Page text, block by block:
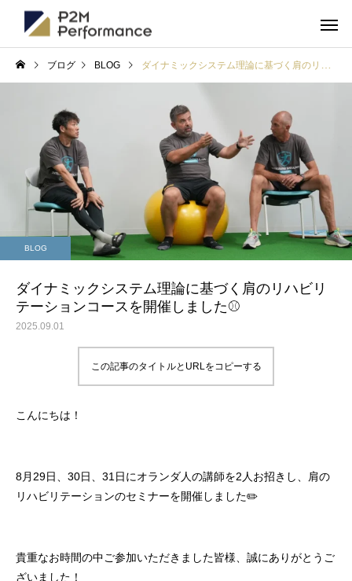
ブログ BLOG ダイナミックシステム理論に基づく肩のリハビリテーションコースを開催しました⚾️
BLOG
ダイナミックシステム理論に基づく肩のリハビリ
テーションコースを開催しました⚾️
2025.09.01
この記事のタイトルとURLをコピーする
こんにちは！
8月29日、30日、31日にオランダ人の講師を2人お招きし、肩の
リハビリテーションのセミナーを開催しました✏️
貴重なお時間の中ご参加いただきました皆様、誠にありがとうご
ざいました！